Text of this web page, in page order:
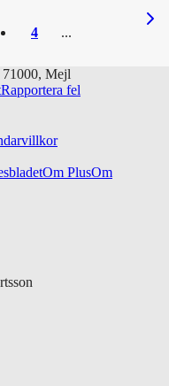
4
71000, Mejl
Rapportera fel
Om PlusOm